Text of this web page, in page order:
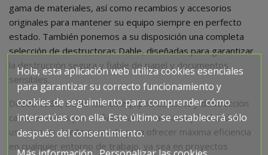
gama de materiales, así como recambios y accesorios
originales para mantener su equipo siempre en perfecto
estado. También ponemos a su disposición una completa
selección de destructoras Dahle, diseñadas para garantizar
la destrucción segura y fiable de papel y documentos
sensibles.
Desde 1930, Dahle fabrica equipos de corte y destrucción
caracterizados por su fiabilidad, durabilidad y facilidad de
uso, con un diseño pensado para ofrecer máxima eficiencia
en cualquier entorno de trabajo, ya sea en proyectos
Hola, esta aplicación web utiliza cookies esenciales
para garantizar su correcto funcionamiento y
cookies de seguimiento para comprender cómo
interactúas con ella. Este último se establecerá sólo
después del consentimiento.